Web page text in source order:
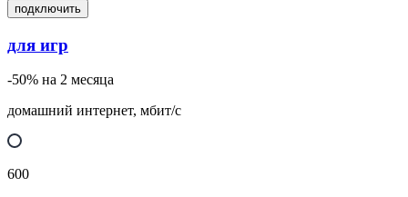
подключить
для игр
-50% на 2 месяца
домашний интернет, мбит/с
600